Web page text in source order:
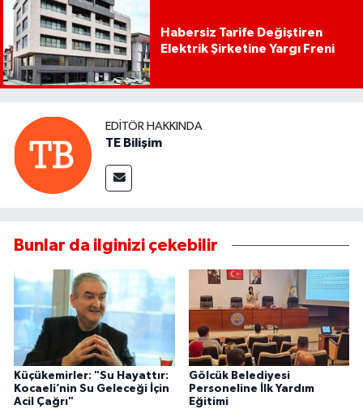
Habersiz Tarife Değiştiren
Elektrik Şirketine Yargı Freni
EDITÖR HAKKINDA
TE Bilişim
Bunlar da ilginizi çekebilir
Küçükemirler: "Su Hayattır:
Kocaeli’nin Su Geleceği İçin
Acil Çağrı"
Gölcük Belediyesi
Personeline İlk Yardım
Eğitimi